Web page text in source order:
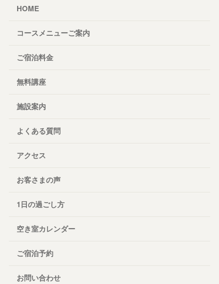
HOME
コースメニューご案内
ご宿泊料金
無料講座
施設案内
よくある質問
アクセス
お客さまの声
1日の過ごし方
空き室カレンダー
ご宿泊予約
お問い合わせ